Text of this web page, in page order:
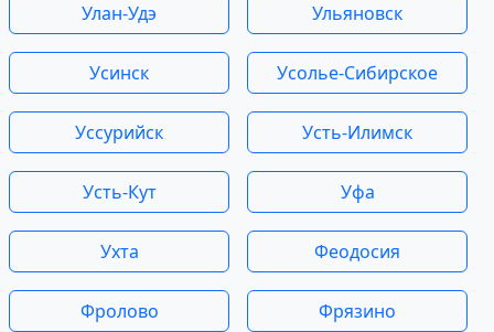
Улан-Удэ Ульяновск
Усинск Усолье-Сибирское
Уссурийск Усть-Илимск
Усть-Кут Уфа
Ухта Феодосия
Фролово Фрязино